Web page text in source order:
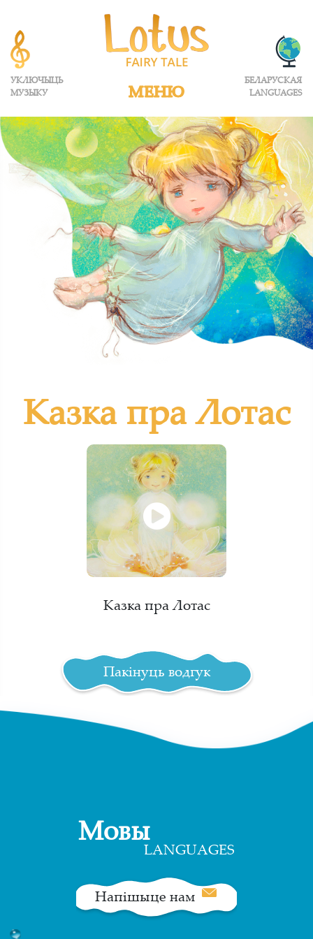
УКЛЮЧЫЦЬ
МУЗЫКУ
МЕНЮ
БЕЛАРУСКАЯ
LANGUAGES
Казка пра Лотас
Казка пра Лотас
Пакінуць водгук
Мовы
LANGUAGES
Напішыце нам